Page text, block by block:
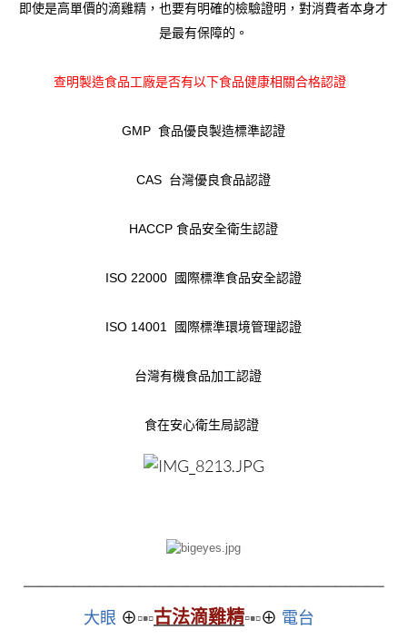
即使是高單價的滴雞精，也要有明確的檢驗證明，對消費者本身才
是最有保障的。
查明製造食品工廠是否有以下食品健康相關合格認證
GMP 食品優良製造標準認證
CAS 台灣優良食品認證
HACCP 食品安全衛生認證
ISO 22000 國際標準食品安全認證
ISO 14001 國際標準環境管理認證
台灣有機食品加工認證
食在安心衛生局認證
大眼 ⊕▫▪▫古法滴雞精▫▪▫⊕ 電台